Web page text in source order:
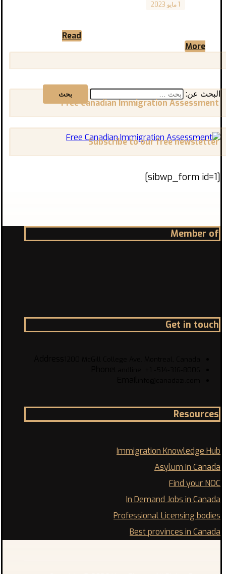
1 مايو 2023
Read
More
البحث عن:
Free Canadian Immigration Assessment
Subscribe to our free newsletter
[sibwp_form id=1]
Member of
Get in touch
Resources
Immigration Knowledge Hub
Asylum in Canada
Find your NOC
In Demand Jobs in Canada
Professional Licensing bodies
Best provinces in Canada